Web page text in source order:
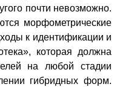
почти невозможно.
морфометрические
к идентификации и
которая должна
на любой стадии
гибридных форм.